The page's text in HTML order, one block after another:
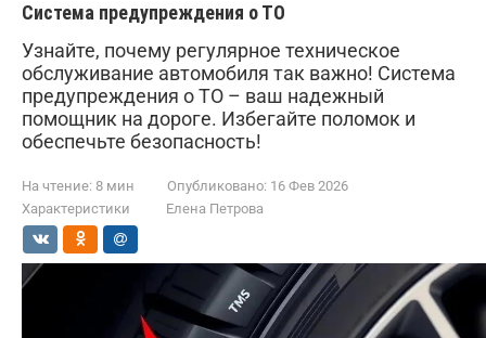
Система предупреждения о ТО
Узнайте, почему регулярное техническое
обслуживание автомобиля так важно! Система
предупреждения о ТО – ваш надежный
помощник на дороге. Избегайте поломок и
обеспечьте безопасность!
На чтение: 8 мин Опубликовано: 16 Фев 2026
Характеристики
Елена Петрова